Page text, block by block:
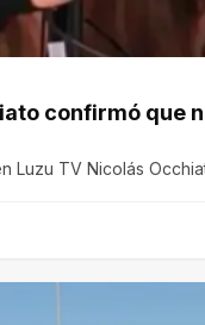
confirmó que
Luzu TV Nicolás